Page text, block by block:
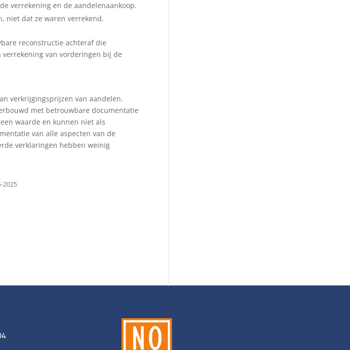
verrekening en de aandelenaankoop.
niet dat ze waren verrekend.
reconstructie achteraf die
van vorderingen bij de
verkrijgingsprijzen van aandelen.
met betrouwbare documentatie
waarde en kunnen niet als
van alle aspecten van de
verklaringen hebben weinig
2025